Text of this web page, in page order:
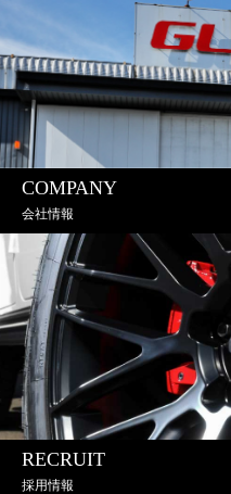
COMPANY
会社情報
RECRUIT
採用情報